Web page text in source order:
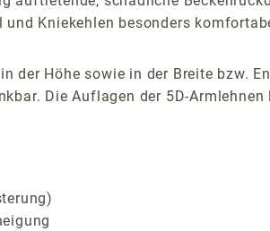
und Kniekehlen besonders
der Höhe sowie in der Breite bzw.
Die Auflagen der 5D-